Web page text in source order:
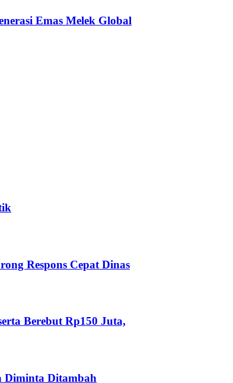
Emas Melek Global
Respons Cepat Dinas
Berebut Rp150 Juta,
Diminta Ditambah